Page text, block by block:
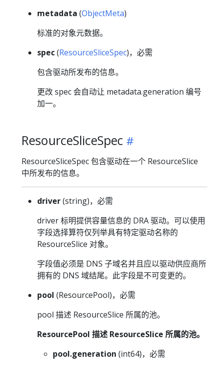
metadata (ObjectMeta)
标准的对象元数据。
spec(ResourceSliceSpec)，必需
包含驱动所发布的信息。
更改 spec 会自动让 metadata.generation 编号
加一。
ResourceSliceSpec
ResourceSliceSpec 包含驱动在一个 ResourceSlice
中所发布的信息。
driver(string)，必需
driver 标明提供容量信息的 DRA 驱动。可以使用
字段选择算符仅列举具有特定驱动名称的
ResourceSlice 对象。
字段值必须是 DNS 子域名并且应以驱动供应商所
拥有的 DNS 域结尾。此字段是不可变更的。
pool (ResourcePool)，必需
pool 描述 ResourceSlice 所属的池。
ResourcePool 描述 ResourceSlice 所属的池。
pool.generation (int64)，必需